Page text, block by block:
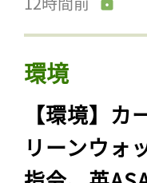
環境
【環境】
リーンウォ